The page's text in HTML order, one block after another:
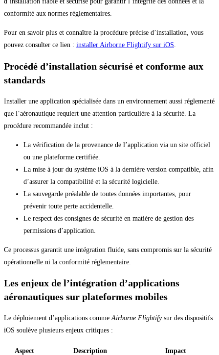
conformité aux normes réglementaires.
Pour en savoir plus et connaître la procédure précise d’installation, vous
pouvez consulter ce lien : installer Airborne Flightify sur iOS.
Procédé d’installation sécurisé et conforme aux
standards
Installer une application spécialisée dans un environnement aussi réglementé
que l’aéronautique requiert une attention particulière à la sécurité. La
procédure recommandée inclut :
La vérification de la provenance de l’application via un site officiel
ou une plateforme certifiée.
La mise à jour du système iOS à la dernière version compatible, afin
d’assurer la compatibilité et la sécurité logicielle.
La sauvegarde préalable de toutes données importantes, pour
prévenir toute perte accidentelle.
Le respect des consignes de sécurité en matière de gestion des
permissions d’application.
Ce processus garantit une intégration fluide, sans compromis sur la sécurité
opérationnelle ni la conformité réglementaire.
Les enjeux de l’intégration d’applications
aéronautiques sur plateformes mobiles
Le déploiement d’applications comme Airborne Flightifysur des dispositifs
iOS soulève plusieurs enjeux critiques :
Aspect Description Impact